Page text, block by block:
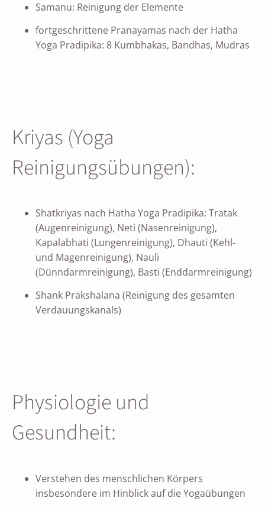
Samanu: Reinigung der Elemente
fortgeschrittene Pranayamas nach der Hatha
Yoga Pradipika: 8 Kumbhakas, Bandhas, Mudras
Kriyas (Yoga
Reinigungsübungen):
Shatkriyas nach Hatha Yoga Pradipika: Tratak
(Augenreinigung), Neti (Nasenreinigung),
Kapalabhati (Lungenreinigung), Dhauti (Kehl-
und Magenreinigung), Nauli
(Dünndarmreinigung), Basti (Enddarmreinigung)
Shank Prakshalana (Reinigung des gesamten
Verdauungskanals)
Physiologie und
Gesundheit:
Verstehen des menschlichen Körpers
insbesondere im Hinblick auf die Yogaübungen